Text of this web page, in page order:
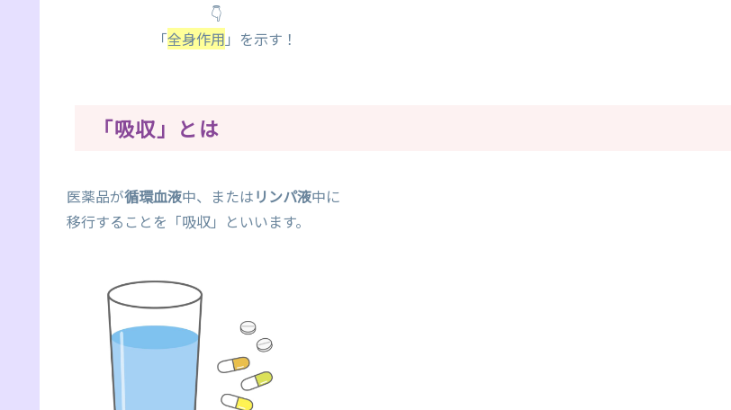
👇
「全身作用 」を示す！
「吸収」とは
医薬品が循環血液中、またはリンパ液中に
移行することを「吸収」といいます。